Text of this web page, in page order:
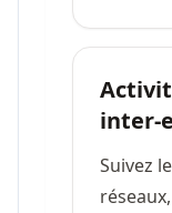
inter-
Suivez